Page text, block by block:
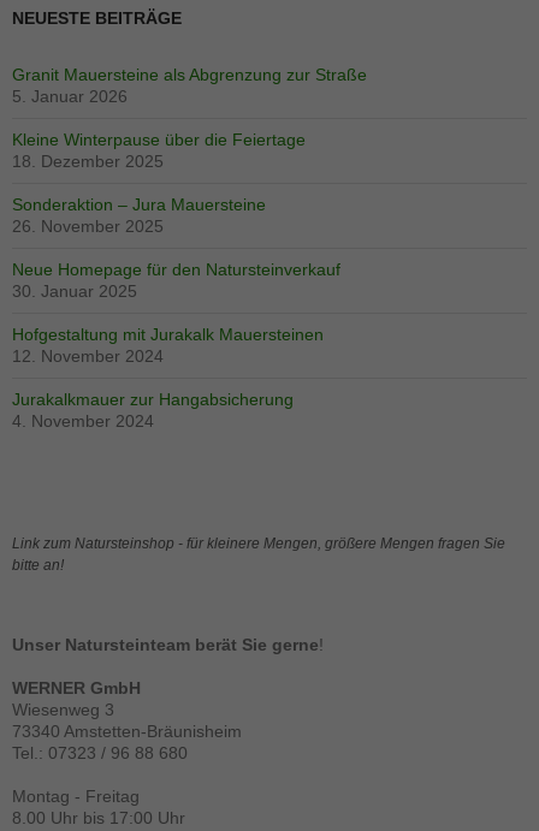
NEUESTE BEITRÄGE
Granit Mauersteine als Abgrenzung zur Straße
5. Januar 2026
Kleine Winterpause über die Feiertage
18. Dezember 2025
Sonderaktion – Jura Mauersteine
26. November 2025
Neue Homepage für den Natursteinverkauf
30. Januar 2025
Hofgestaltung mit Jurakalk Mauersteinen
12. November 2024
Jurakalkmauer zur Hangabsicherung
4. November 2024
Link zum Natursteinshop - für kleinere Mengen, größere Mengen fragen Sie
bitte an!
Unser Natursteinteam berät Sie gerne!
WERNER GmbH
Wiesenweg 3
73340 Amstetten-Bräunisheim
Tel.: 07323 / 96 88 680
Montag - Freitag
8.00 Uhr bis 17:00 Uhr